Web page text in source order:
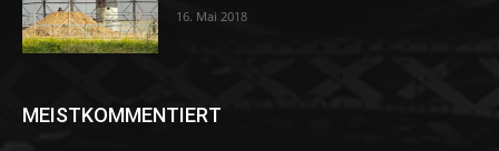
16. Mai 2018
MEISTKOMMENTIERT